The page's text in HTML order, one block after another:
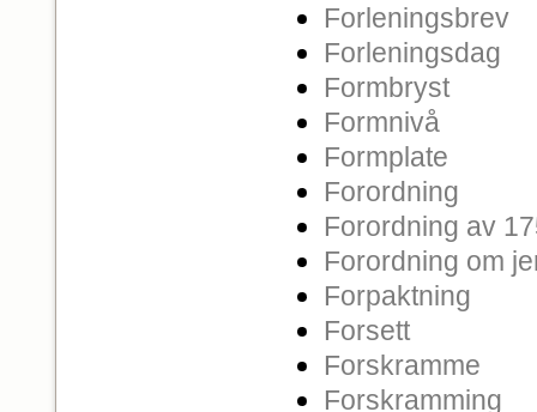
Forleningsbrev
Forleningsdag
Formbryst
Formnivå
Formplate
Forordning
Forordning av
Forordning om
Forpaktning
Forsett
Forskramme
Forskramming